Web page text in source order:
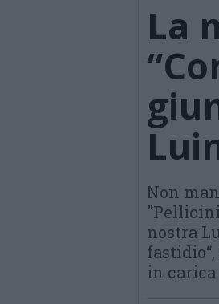
La
Non
nostra
in carica